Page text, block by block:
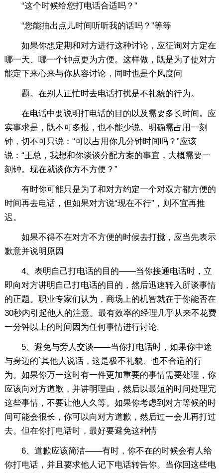
“这个时候给您打电话合适吗？”
“您能抽出点儿时间听听我的话吗？”等等
如果你想定期和对方进行这种讨论，应征询对方定在
哪一天、哪一个钟点更为方便。这样做，既是为了使对方
能定下来心来与你从容讨论，同时也是个风度问
题。在别人正忙时去电话打扰是不礼貌的行为。
在电话中要说明打电话的目的以及需要多长时间。应
实事求是，既不可多报，也不能少说。明确需占用一刻
钟，切不可只说：“可以占用你几分钟时间吗？”应该
说：“王总，我想和你谈谈分配方案的事宜，大概需要一
刻钟。现在就谈你方不方便？”
有时你可能只是为了和对方约定一个对双方都方便的
时间再去电话，但如果对方说“现在不行”，则不宜再推
迟。
如果不得不在对方不方便的时候去打搅，应当先表示
歉意并说明原因
4、表明自己打电话的目的——当你接通电话时，立
即向对方讲明自己打电话的目的，然后迅速转入所谈事情
的正题。职业专家们认为，商场上的机智就在于你能否在
30秒内引起他人的注意。最有效率的经理几乎从来不花费
一分钟以上的时间因为任何事情进行讨论.
5、避免与旁人交谈——当你打电话时，如果你中途
与身边的`其他人说话，这是极不礼貌、也不合适的行
为。如果你万一这时有一件更加重要的事情需要处理，你
应该向对方道歉，并讲明理由，然后以最短的时间处理完
这些事情，不要让他人久等。如果你考虑到对方等候的时
间可能会很长，你可以向对方道歉，然后过一会儿再打过
去。但在你打电话时，最好要避免这种情
6、道歉应该简洁——有时，你不在的时候会有人给
你打电话，并且要求他人记下电话转告你。当你回这些电